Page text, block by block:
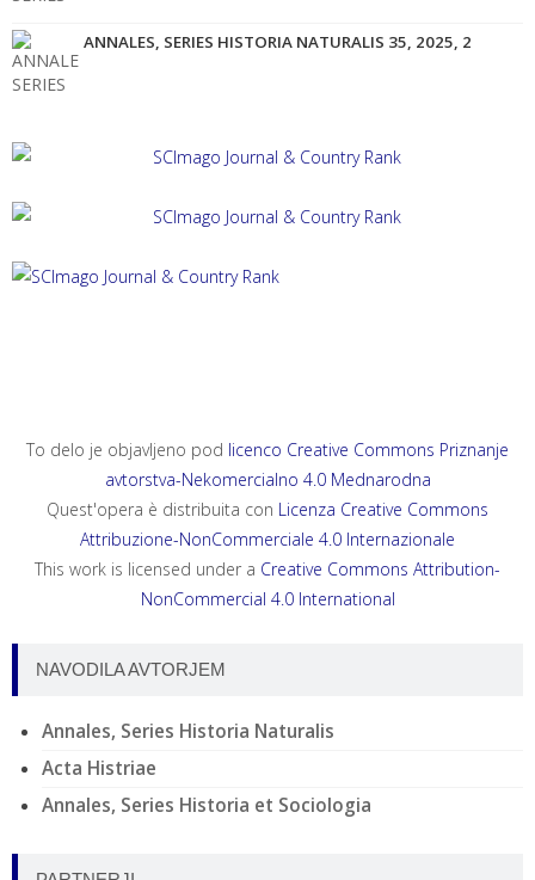
ANNALES, SERIES HISTORIA NATURALIS 35, 2025, 2
To delo je objavljeno pod licenco Creative Commons Priznanje
avtorstva-Nekomercialno 4.0 Mednarodna
Quest'opera è distribuita con Licenza Creative Commons
Attribuzione-NonCommerciale 4.0 Internazionale
This work is licensed under a Creative Commons Attribution-
NonCommercial 4.0 International
NAVODILA AVTORJEM
Annales, Series Historia Naturalis
Acta Histriae
Annales, Series Historia et Sociologia